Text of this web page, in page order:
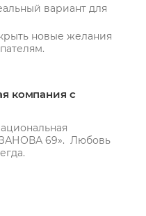
вариант для
новые желания
компания с
69». Любовь